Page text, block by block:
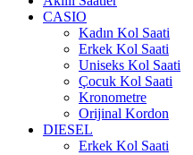
CASIO
Kadın Kol Saati
Erkek Kol Saati
Uniseks Kol Saati
Çocuk Kol Saati
Kronometre
Orijinal Kordon
DIESEL
Erkek Kol Saati